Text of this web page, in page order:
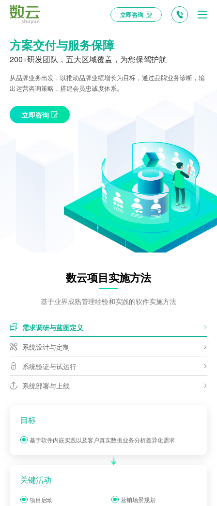
立即咨询
方案交付与服务保障
200+研发团队，五大区域覆盖，为您保驾护航
从品牌业务出发，以推动品牌业绩增长为目标，通过品牌业务诊断，输
出运营咨询策略，搭建会员忠诚度体系。
立即咨询
数云项目实施方法
基于业界成熟管理经验和实践的软件实施方法
需求调研与蓝图定义
系统设计与定制
系统验证与试运行
系统部署与上线
目标
基于软件内嵌实践以及客户真实数据业务分析差异化需求
关键活动
项目启动 营销场景规划